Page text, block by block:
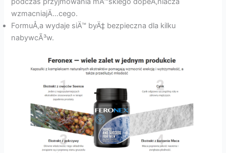
wzmacniajÄ…cego.
FormuÅ‚a wydaje siÄ™ byÄ‡ bezpieczna dla kilku
nabywcÃ³w.